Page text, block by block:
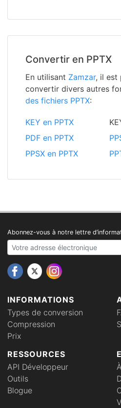
Convertir en PPTX
En utilisant Zamzar, il est
convertir divers autres
des fichiers PPTX:
KEY en PPTX
PDF en PPTX
PPSX en PPTX
INFORMATIONS
Types de conversion
Compression
Prix
RESSOURCES
API Développeur
Outils
Blogue
Abonnez-vous à notre lettre
Your email address